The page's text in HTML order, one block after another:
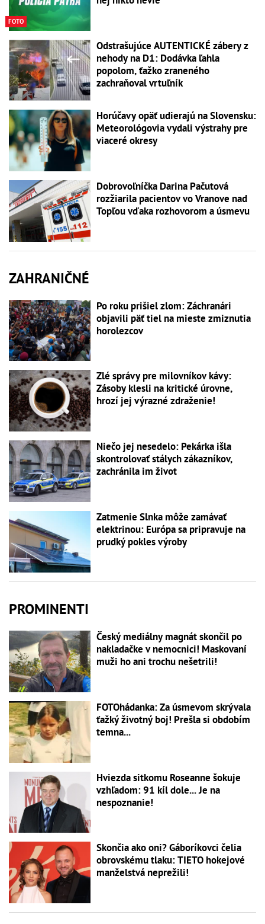
FOTO
Odstrašujúce AUTENTICKÉ zábery z
nehody na D1: Dodávka ľahla
popolom, ťažko zraneného
zachraňoval vrtuľník
Horúčavy opäť udierajú na Slovensku:
Meteorológovia vydali výstrahy pre
viaceré okresy
Dobrovoľníčka Darina Pačutová
rozžiarila pacientov vo Vranove nad
Topľou vďaka rozhovorom a úsmevu
ZAHRANIČNÉ
Po roku prišiel zlom: Záchranári
objavili päť tiel na mieste zmiznutia
horolezcov
Zlé správy pre milovníkov kávy:
Zásoby klesli na kritické úrovne,
hrozí jej výrazné zdraženie!
Niečo jej nesedelo: Pekárka išla
skontrolovať stálych zákazníkov,
zachránila im život
Zatmenie Slnka môže zamávať
elektrinou: Európa sa pripravuje na
prudký pokles výroby
PROMINENTI
Český mediálny magnát skončil po
nakladačke v nemocnici! Maskovaní
muži ho ani trochu nešetrili!
FOTOhádanka: Za úsmevom skrývala
ťažký životný boj! Prešla si obdobím
temna...
Hviezda sitkomu Roseanne šokuje
vzhľadom: 91 kíl dole... Je na
nespoznanie!
Skončia ako oni? Gáboríkovci čelia
obrovskému tlaku: TIETO hokejové
manželstvá neprežili!